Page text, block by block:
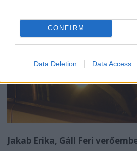
CONFIRM
Data Deletion Data Access
Jakab Erika, Gáll Feri